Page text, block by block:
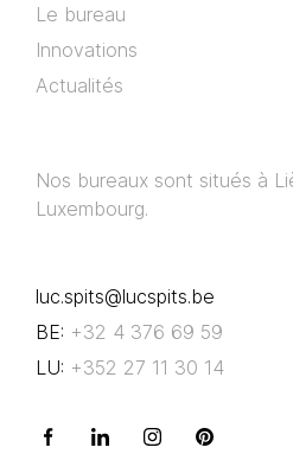
Le bureau
Innovations
Actualités
Nos bureaux sont situés à
Luxembourg.
luc.spits@lucspits.be
BE: +32 4 376 69 59
LU: +352 27 11 30 14